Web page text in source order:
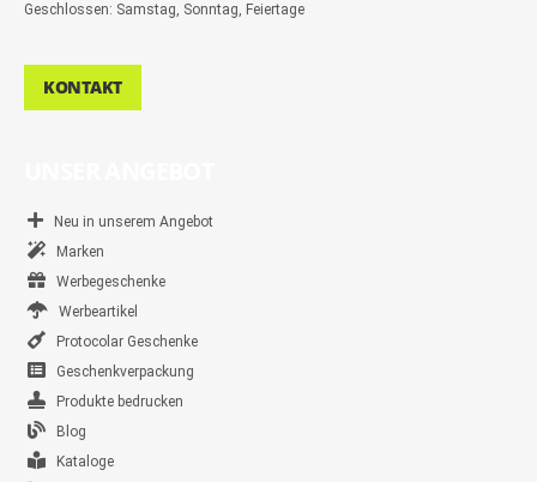
Geschlossen: Samstag, Sonntag, Feiertage
KONTAKT
Neu in unserem Angebot
Marken
Werbegeschenke
Werbeartikel
Protocolar Geschenke
Geschenkverpackung
Produkte bedrucken
Blog
Kataloge